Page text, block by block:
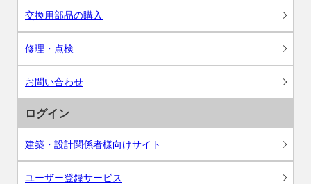
交換用部品の購入
修理・点検
お問い合わせ
ログイン
建築・設計関係者様向けサイト
ユーザー登録サービス